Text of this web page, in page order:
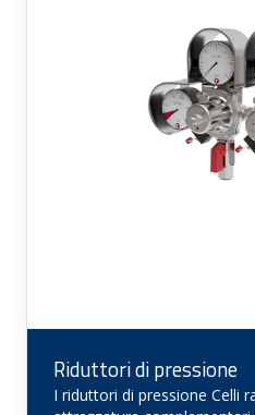
Riduttori di pressione
I riduttori di pressione Celli